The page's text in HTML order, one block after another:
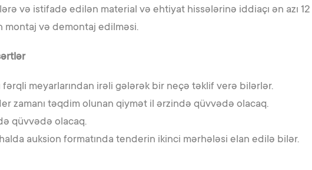
və istifadə edilən material və ehtiyat hissələrinə iddiaçı ən azı
montaj və demontaj edilməsi.
fərqli meyarlarından irəli gələrək bir neçə təklif verə bilərlər.
zamanı təqdim olunan qiymət il ərzində qüvvədə olacaq.
qüvvədə olacaq.
auksion formatında tenderin ikinci mərhələsi elan edilə bilər.